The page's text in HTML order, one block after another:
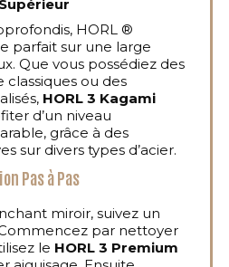
HORL ®
parfait sur une large
Que vous possédiez des
classiques ou des
HORL 3 Kagami
d’un niveau
grâce à des
sur divers types d’acier.
Pas à Pas
miroir, suivez un
par nettoyer
le HORL 3 Premium